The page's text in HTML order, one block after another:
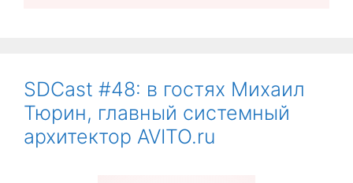
SDCast #48: в гостях Михаил
Тюрин, главный системный
архитектор AVITO.ru